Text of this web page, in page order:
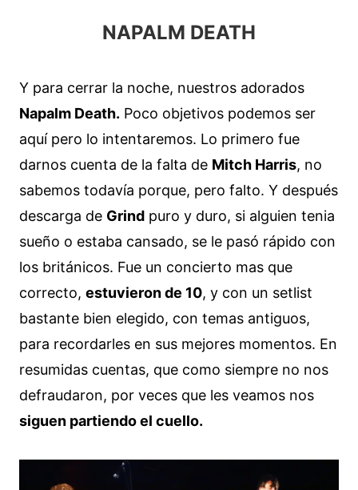
NAPALM DEATH
Y para cerrar la noche, nuestros adorados
Napalm Death. Poco objetivos podemos ser
aquí pero lo intentaremos. Lo primero fue
darnos cuenta de la falta de Mitch Harris, no
sabemos todavía porque, pero falto. Y después
descarga de Grind puro y duro, si alguien tenia
sueño o estaba cansado, se le pasó rápido con
los británicos. Fue un concierto mas que
correcto, estuvieron de 10, y con un setlist
bastante bien elegido, con temas antiguos,
para recordarles en sus mejores momentos. En
resumidas cuentas, que como siempre no nos
defraudaron, por veces que les veamos nos
siguen partiendo el cuello.